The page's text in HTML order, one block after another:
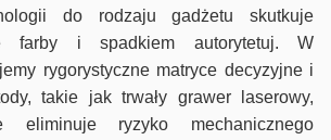
do rodzaju gadżetu skutkuje
farby i spadkiem autorytetuj. W
rygorystyczne matryce decyzyjne i
takie jak trwały grawer laserowy,
eliminuje ryzyko mechanicznego